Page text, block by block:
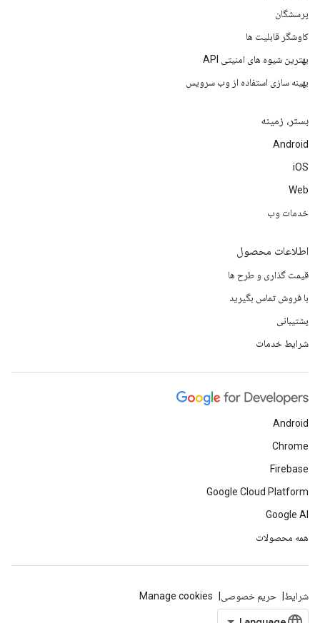
پرسشگان
کاوشگر قابلیت ها
بهترین شیوه های امنیتی API
بهینه سازی استفاده از وب سرویس
بستر، زمینه
Android
iOS
Web
خدمات وب
اطلاعات محصول
قیمت گذاری و طرح ها
با فروش تماس بگیرید
پشتیبانی
شرایط خدمات
Android
Chrome
Firebase
Google Cloud Platform
Google AI
همه محصولات
شرایط حریم خصوصی Manage cookies